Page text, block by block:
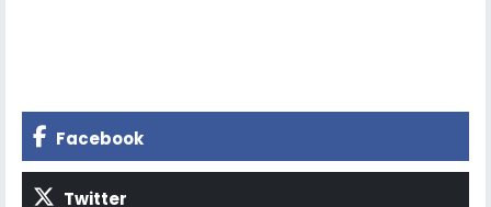
Facebook
Twitter